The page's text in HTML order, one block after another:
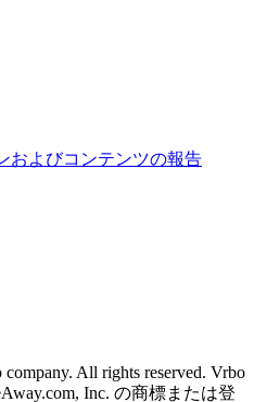
およびコンテンツの報告
All rights reserved. Vrbo
Inc. の商標または登